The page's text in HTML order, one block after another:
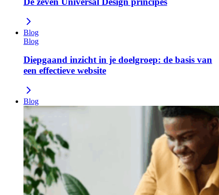
Blog
Blog
Diepgaand inzicht in je doelgroep: de basis van
een effectieve website
Blog